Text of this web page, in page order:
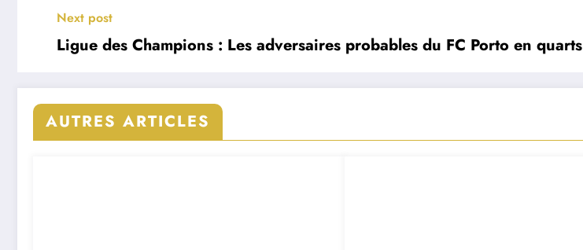
Next post
Ligue des Champions : Les adversaires probables du FC Porto en quarts
AUTRES ARTICLES